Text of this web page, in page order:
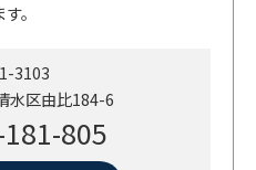
。
3103
水区由比184-6
805